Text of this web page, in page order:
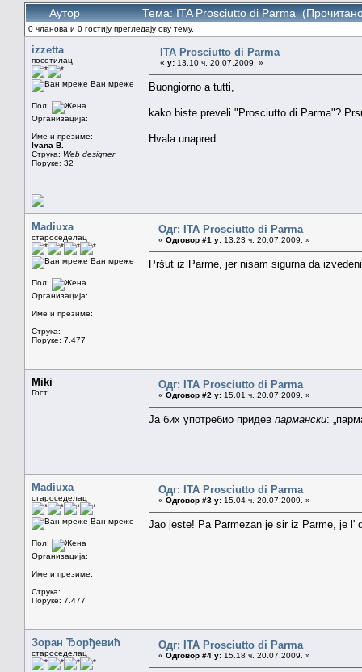
Аутор Тема: ITA Prosciutto di Parma
0 чланова и 0 гостију прегледају ову тему.
izzetta
посетилац
Ван мреже
Пол:
Организација:
Име и презиме:
Ivana B.
Струка: Web designer
Поруке: 32
ITA Prosciutto di Parma
« у: 13.10 ч. 20.07.2009. »
Buongiorno a tutti,
kako biste preveli "Prosciutto di Parma"?
Hvala unapred.
Madiuxa
староседелац
Ван мреже
Пол:
Организација:
Име и презиме:
Струка:
Поруке: 7.477
Одг: ITA Prosciutto di Parma
« Одговор #1 у: 13.23 ч. 20.07.2009. »
Pršut iz Parme, jer nisam sigurna da
Miki
Гост
Одг: ITA Prosciutto di Parma
« Одговор #2 у: 15.01 ч. 20.07.2009. »
Ја бих употребио придев пармански:
Madiuxa
староседелац
Ван мреже
Пол:
Организација:
Име и презиме:
Струка:
Поруке: 7.477
Одг: ITA Prosciutto di Parma
« Одговор #3 у: 15.04 ч. 20.07.2009. »
Jao jeste! Pa Parmezan je sir iz Parme, je l'
Зоран Ђорђевић
староседелац
Одг: ITA Prosciutto di Parma
« Одговор #4 у: 15.18 ч. 20.07.2009. »